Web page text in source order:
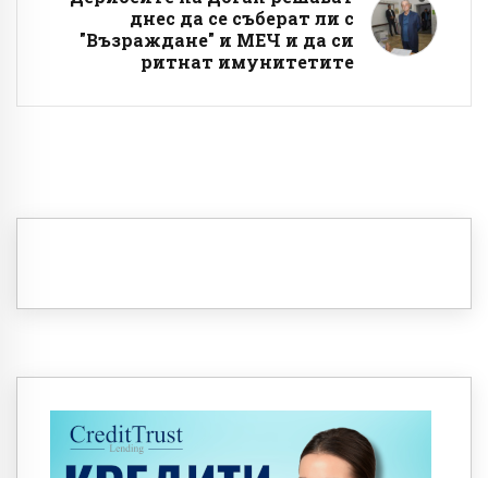
днес да се съберат ли с
"Възраждане" и МЕЧ и да си
ритнат имунитетите